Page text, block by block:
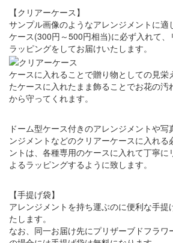
【クリアーケース】
サンプル画像のようなアレンジメントに適
ケース(300円～500円相当)に必ず入れて
ラッピングをしてお届けいたします。
ケースに入れることで贈り物としての見栄
たケースに入れたまま飾ることでお花の汚
から守ってくれます。
ドーム型ケース付きのアレンジメントや
ンジメントなどのクリアーケースに入れる
ントは、各種専用のケースに入れて丁寧に
よるラッピングするように致します。
【手提げ袋】
アレンジメントを持ち運ぶのに便利な手
たします。
なお、同一お届け先にプリザーブドフラワ